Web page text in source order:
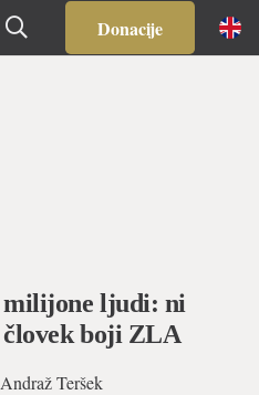
Donacije
milijone ljudi: ni
človek boji ZLA
Andraž Teršek